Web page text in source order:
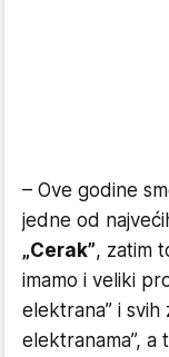
– Ove godine
jedne od
„Cerak”, zatim
imamo i veliki
elektrana” i svih
elektranama”,